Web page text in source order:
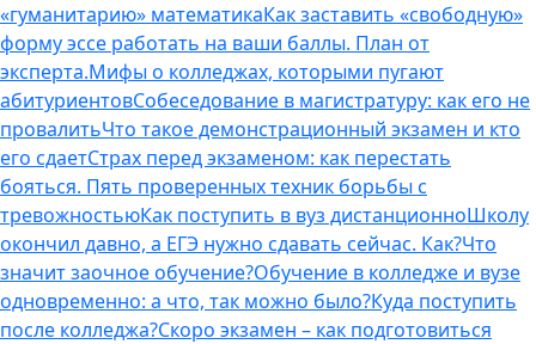
«гуманитарию» математикаКак заставить «свободную»
форму эссе работать на ваши баллы. План от
эксперта.Мифы о колледжах, которыми пугают
абитуриентовСобеседование в магистратуру: как его не
провалитьЧто такое демонстрационный экзамен и кто
его сдаетСтрах перед экзаменом: как перестать
бояться. Пять проверенных техник борьбы с
тревожностьюКак поступить в вуз дистанционноШколу
окончил давно, а ЕГЭ нужно сдавать сейчас. Как?Что
значит заочное обучение?Обучение в колледже и вузе
одновременно: а что, так можно было?Куда поступить
после колледжа?Скоро экзамен – как подготовиться